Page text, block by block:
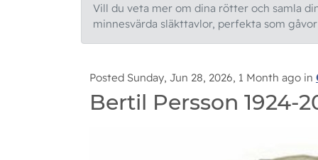
Vill du veta mer om dina rötter och samla
minnesvärda släkttavlor, perfekta som
Posted Sunday, Jun 28, 2026, 1 Month ago in
Bertil Persson 1924-